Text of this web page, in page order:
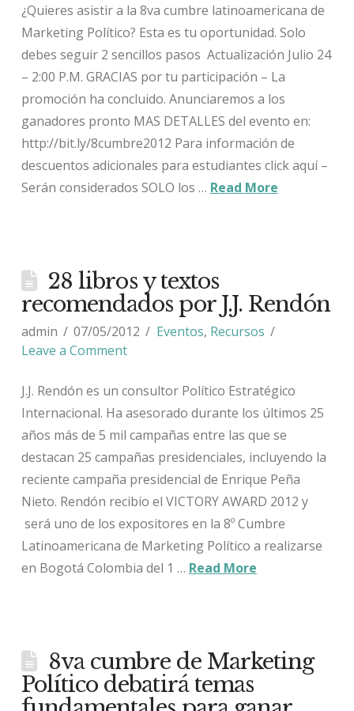
¿Quieres asistir a la 8va cumbre latinoamericana de
Marketing Político? Esta es tu oportunidad. Solo
debes seguir 2 sencillos pasos Actualización Julio 24
– 2:00 P.M. GRACIAS por tu participación – La
promoción ha concluido. Anunciaremos a los
ganadores pronto MAS DETALLES del evento en:
http://bit.ly/8cumbre2012 Para información de
descuentos adicionales para estudiantes click aquí –
Serán considerados SOLO los … Read More
28 libros y textos
recomendados por J.J. Rendón
admin 07/05/2012 Eventos, Recursos
Leave a Comment
J.J. Rendón es un consultor Político Estratégico
Internacional. Ha asesorado durante los últimos 25
años más de 5 mil campañas entre las que se
destacan 25 campañas presidenciales, incluyendo la
reciente campaña presidencial de Enrique Peña
Nieto. Rendón recibio el VICTORY AWARD 2012 y
será uno de los expositores en la 8º Cumbre
Latinoamericana de Marketing Político a realizarse
en Bogotá Colombia del 1 … Read More
8va cumbre de Marketing
Político debatirá temas